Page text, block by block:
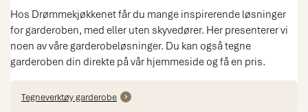
Hos Drømmekjøkkenet får du mange inspirerende løsninger
for garderoben, med eller uten skyvedører. Her presenterer vi
noen av våre garderobeløsninger. Du kan også tegne
garderoben din direkte på vår hjemmeside og få en pris.
Tegneverktøy garderobe